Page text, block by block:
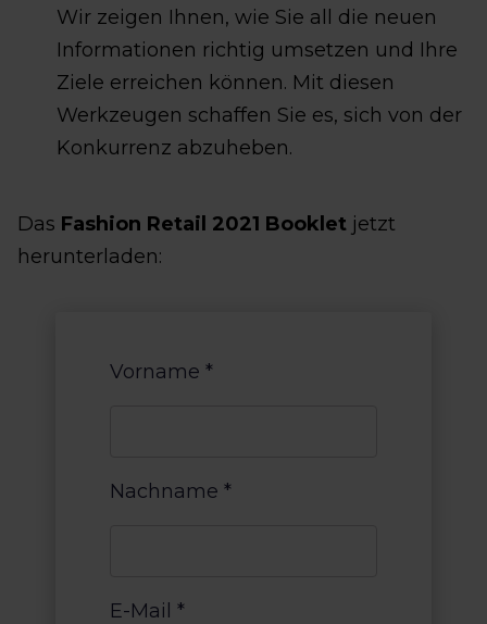
Wir zeigen Ihnen, wie Sie all die neuen
Informationen richtig umsetzen und Ihre
Ziele erreichen können. Mit diesen
Werkzeugen schaffen Sie es, sich von der
Konkurrenz abzuheben.
Das Fashion Retail 2021 Booklet jetzt
herunterladen:
Vorname *
Nachname *
E-Mail *